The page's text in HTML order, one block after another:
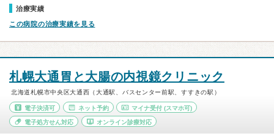
治療実績
この病院の治療実績を見る
札幌大通胃と大腸の内視鏡クリニック
北海道札幌市中央区大通西（大通駅、バスセンター前駅、すすきの駅）
電子決済可 ネット予約 マイナ受付 (スマホ可)
電子処方せん対応 オンライン診療対応